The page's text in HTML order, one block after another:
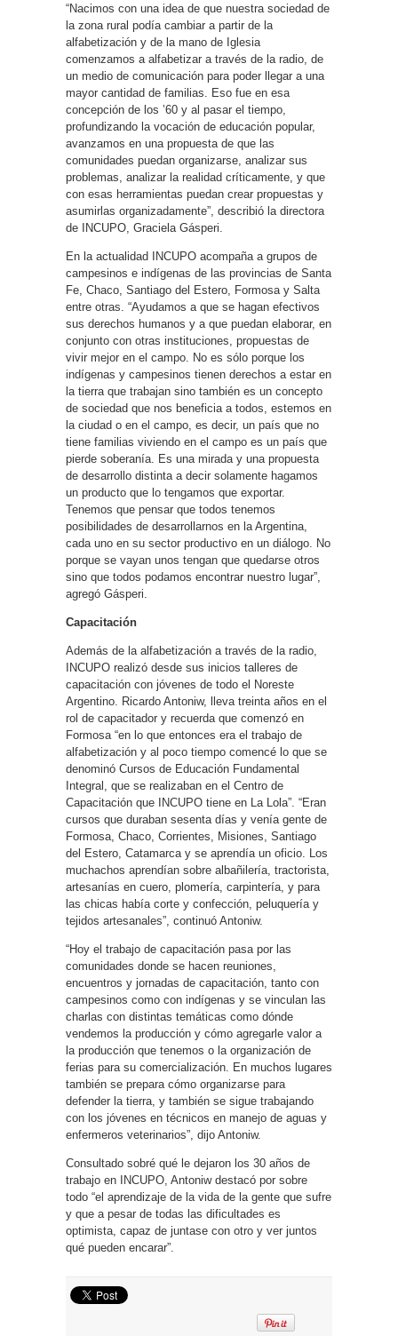
“Nacimos con una idea de que nuestra sociedad de
la zona rural podía cambiar a partir de la
alfabetización y de la mano de Iglesia
comenzamos a alfabetizar a través de la radio, de
un medio de comunicación para poder llegar a una
mayor cantidad de familias. Eso fue en esa
concepción de los ’60 y al pasar el tiempo,
profundizando la vocación de educación popular,
avanzamos en una propuesta de que las
comunidades puedan organizarse, analizar sus
problemas, analizar la realidad críticamente, y que
con esas herramientas puedan crear propuestas y
asumirlas organizadamente”, describió la directora
de INCUPO, Graciela Gásperi.
En la actualidad INCUPO acompaña a grupos de
campesinos e indígenas de las provincias de Santa
Fe, Chaco, Santiago del Estero, Formosa y Salta
entre otras. “Ayudamos a que se hagan efectivos
sus derechos humanos y a que puedan elaborar, en
conjunto con otras instituciones, propuestas de
vivir mejor en el campo. No es sólo porque los
indígenas y campesinos tienen derechos a estar en
la tierra que trabajan sino también es un concepto
de sociedad que nos beneficia a todos, estemos en
la ciudad o en el campo, es decir, un país que no
tiene familias viviendo en el campo es un país que
pierde soberanía. Es una mirada y una propuesta
de desarrollo distinta a decir solamente hagamos
un producto que lo tengamos que exportar.
Tenemos que pensar que todos tenemos
posibilidades de desarrollarnos en la Argentina,
cada uno en su sector productivo en un diálogo. No
porque se vayan unos tengan que quedarse otros
sino que todos podamos encontrar nuestro lugar”,
agregó Gásperi.
Capacitación
Además de la alfabetización a través de la radio,
INCUPO realizó desde sus inicios talleres de
capacitación con jóvenes de todo el Noreste
Argentino. Ricardo Antoniw, lleva treinta años en el
rol de capacitador y recuerda que comenzó en
Formosa “en lo que entonces era el trabajo de
alfabetización y al poco tiempo comencé lo que se
denominó Cursos de Educación Fundamental
Integral, que se realizaban en el Centro de
Capacitación que INCUPO tiene en La Lola”. “Eran
cursos que duraban sesenta días y venía gente de
Formosa, Chaco, Corrientes, Misiones, Santiago
del Estero, Catamarca y se aprendía un oficio. Los
muchachos aprendían sobre albañilería, tractorista,
artesanías en cuero, plomería, carpintería, y para
las chicas había corte y confección, peluquería y
tejidos artesanales”, continuó Antoniw.
“Hoy el trabajo de capacitación pasa por las
comunidades donde se hacen reuniones,
encuentros y jornadas de capacitación, tanto con
campesinos como con indígenas y se vinculan las
charlas con distintas temáticas como dónde
vendemos la producción y cómo agregarle valor a
la producción que tenemos o la organización de
ferias para su comercialización. En muchos lugares
también se prepara cómo organizarse para
defender la tierra, y también se sigue trabajando
con los jóvenes en técnicos en manejo de aguas y
enfermeros veterinarios”, dijo Antoniw.
Consultado sobré qué le dejaron los 30 años de
trabajo en INCUPO, Antoniw destacó por sobre
todo “el aprendizaje de la vida de la gente que sufre
y que a pesar de todas las dificultades es
optimista, capaz de juntase con otro y ver juntos
qué pueden encarar”.